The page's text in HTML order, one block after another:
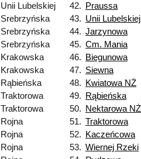
Unii Lubelskiej
42. Praussa
Srebrzyńska
43. Unii Lubelskiej
Srebrzyńska
44. Jarzynowa
Srebrzyńska
45. Cm. Mania
Krakowska
46. Biegunowa
Krakowska
47. Siewna
Rąbieńska
48. Kwiatowa NŻ
Traktorowa
49. Rąbieńska
Traktorowa
50. Nektarowa NŻ
Rojna
51. Traktorowa
Rojna
52. Kaczeńcowa
Rojna
53. Wiernej Rzeki